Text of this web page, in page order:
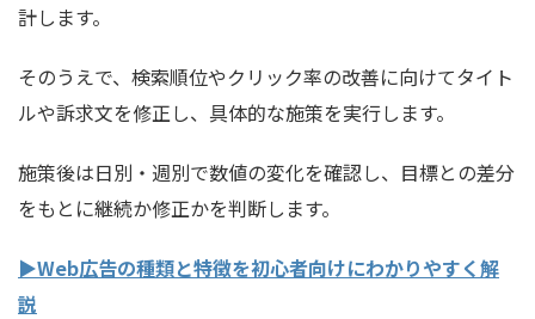
計します。
そのうえで、検索順位やクリック率の改善に向けてタイト
ルや訴求文を修正し、具体的な施策を実行します。
施策後は日別・週別で数値の変化を確認し、目標との差分
をもとに継続か修正かを判断します。
▶Web広告の種類と特徴を初心者向けにわかりやすく解
説